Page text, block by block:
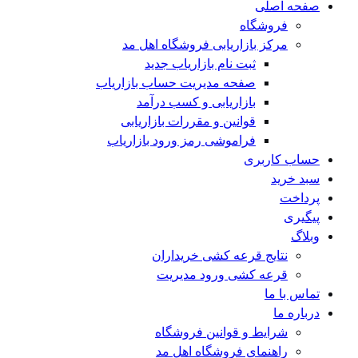
صفحه اصلی
فروشگاه
مرکز بازاریابی فروشگاه اهل مد
ثبت نام بازاریاب جدید
صفحه مدیریت حساب بازاریاب
بازاریابی و کسب درآمد
قوانین و مقررات بازاریابی
فراموشی رمز ورود بازاریاب
حساب کاربری
سبد خرید
پرداخت
پیگیری
وبلاگ
نتایج قرعه کشی خریداران
قرعه کشی ورود مدیریت
تماس با ما
درباره ما
شرایط و قوانین فروشگاه
راهنمای فروشگاه اهل مد